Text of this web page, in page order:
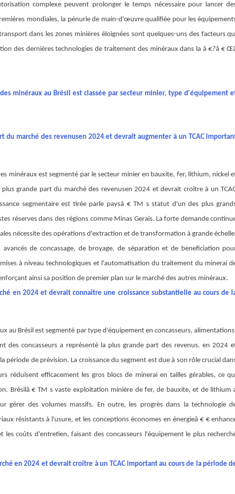
complexe peuvent prolonger le temps nécessaire pour lancer
mondiales, la pénurie de main-d'œuvre qualifiée pour les
dans les zones minières éloignées sont quelques-uns des facteurs
des dernières technologies de traitement des minéraux dans la â €?â €
minéraux au Brésil est classée par secteur minier, type d'équipement
du marché des revenusen 2024 et devrait augmenter à un TCAC
minéraux est segmenté par le secteur minier en bauxite, fer, lithium, nickel
grande part du marché des revenusen 2024 et devrait croître à un
segmentaire est tirée par le paysâ € TM s statut d'un des plus
réserves dans des régions comme Minas Gerais. La forte demande
nécessite des opérations d'extraction et de transformation à grande
de concassage, de broyage, de séparation et de beneficiation
à niveau technologiques et l'automatisation du traitement du minerai
ainsi sa position de premier plan sur le marché des autres minéraux.
en 2024 et devrait connaître une croissance substantielle au cours de
au Brésil est segmenté par type d'équipement en concasseurs,
des concasseurs a représenté la plus grande part des revenus. en 2024
période de prévision. La croissance du segment est due à son rôle crucial
réduisent efficacement les gros blocs de minerai en tailles gérables, ce
Brésilâ € TM s vaste exploitation minière de fer, de bauxite, et de lithium
gérer des volumes massifs. En outre, les progrès dans la technologie
résistants à l'usure, et les conceptions économes en énergieâ € €
coûts d'entretien, faisant des concasseurs l'équipement le plus
en 2024 et devrait croître à un TCAC important au cours de la période